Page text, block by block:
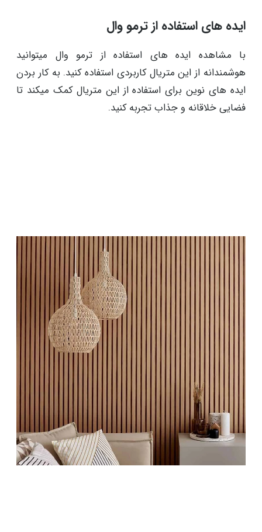
ایده های استفاده از ترمو وال
با مشاهده ایده های استفاده از ترمو وال میتوانید
هوشمندانه از این متریال کاربردی استفاده کنید. به کار بردن
ایده های نوین برای استفاده از این متریال کمک میکند تا
فضایی خلاقانه و جذاب تجربه کنید.